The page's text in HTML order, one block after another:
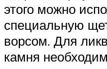
этого можно
специальную
ворсом. Для
камня